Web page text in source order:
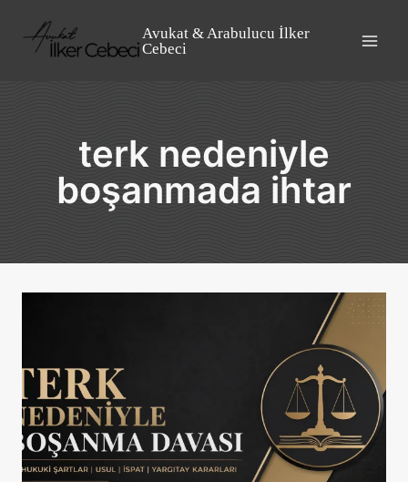
content
Avukat & Arabulucu İlker
Cebeci
terk nedeniyle
boşanmada ihtar